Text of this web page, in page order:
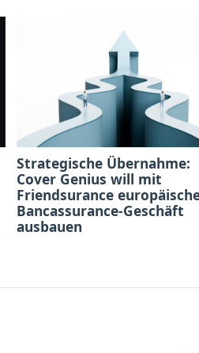
Strategische Übernahme:
Cover Genius will mit
Friendsurance
Bancassurance-Geschäft
ausbauen